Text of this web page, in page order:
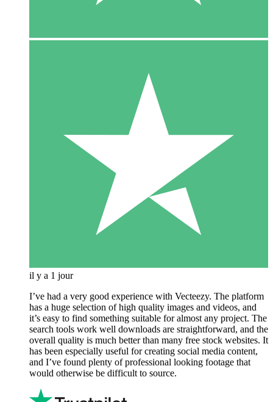
il y a 1 jour
I’ve had a very good experience with Vecteezy. The platform
has a huge selection of high quality images and videos, and
it’s easy to find something suitable for almost any project. The
search tools work well downloads are straightforward, and the
overall quality is much better than many free stock websites. It
has been especially useful for creating social media content,
and I’ve found plenty of professional looking footage that
would otherwise be difficult to source.